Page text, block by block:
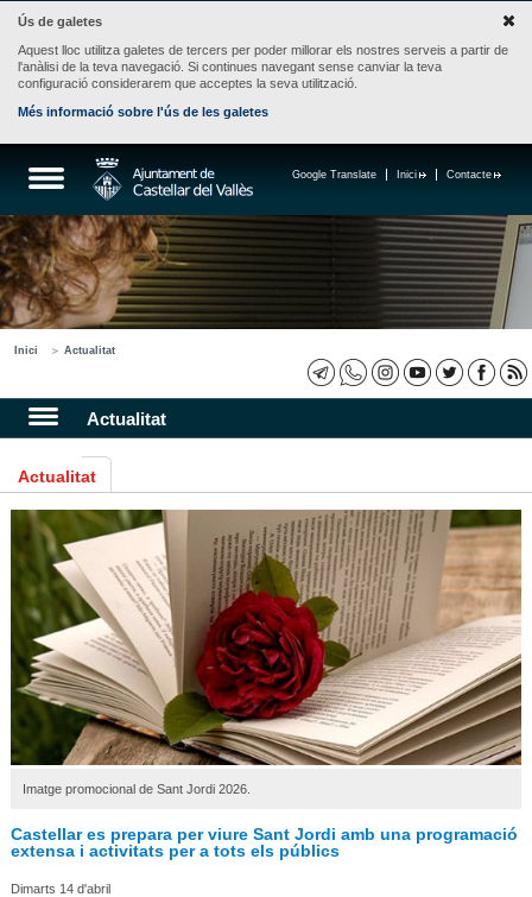
Ús de galetes
Aquest lloc utilitza galetes de tercers per poder millorar els nostres serveis a partir de
l'anàlisi de la teva navegació. Si continues navegant sense canviar la teva
configuració considerarem que acceptes la seva utilització.
Més informació sobre l'ús de les galetes
Contacte
Inici
Google Translate
Inici Actualitat
Actualitat
Actualitat
Imatge promocional de Sant Jordi 2026.
Castellar es prepara per viure Sant Jordi amb una programació
extensa i activitats per a tots els públics
Dimarts 14 d'abril